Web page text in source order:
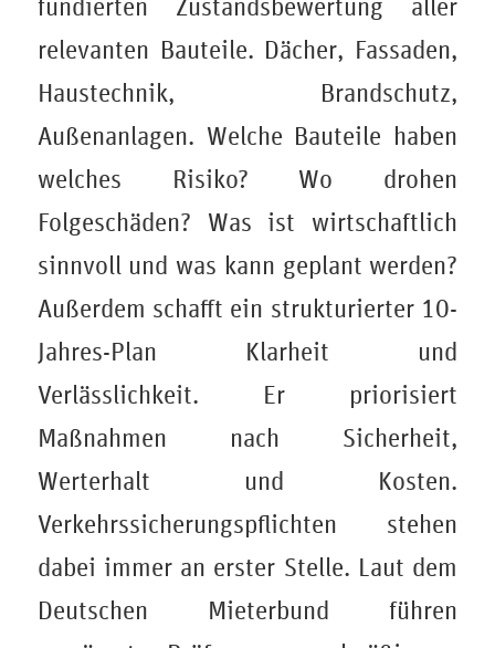
fundierten Zustandsbewertung aller
relevanten Bauteile. Dächer, Fassaden,
Haustechnik, Brandschutz,
Außenanlagen. Welche Bauteile haben
welches Risiko? Wo drohen
Folgeschäden? Was ist wirtschaftlich
sinnvoll und was kann geplant werden?
Außerdem schafft ein strukturierter 10-
Jahres-Plan Klarheit und
Verlässlichkeit. Er priorisiert
Maßnahmen nach Sicherheit,
Werterhalt und Kosten.
Verkehrssicherungspflichten stehen
dabei immer an erster Stelle. Laut dem
Deutschen Mieterbund führen